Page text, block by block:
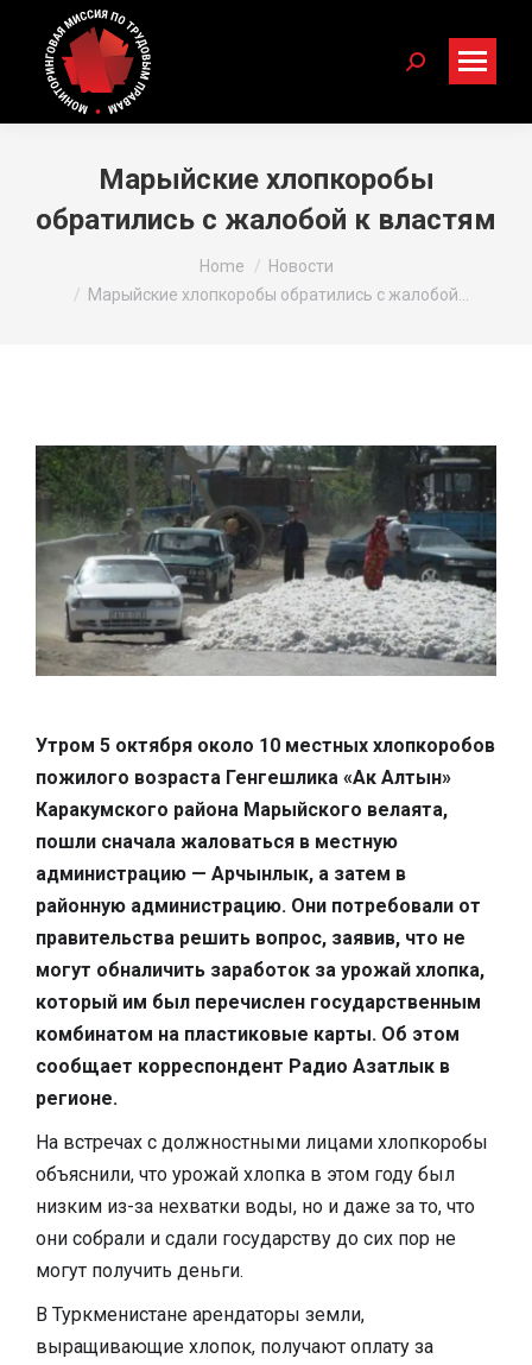
Search:
Марыйские хлопкоробы
обратились с жалобой к властям
Home
Новости
Марыйские хлопкоробы обратились с жалобой…
Утром 5 октября около 10 местных хлопкоробов
пожилого возраста Генгешлика «Ак Алтын»
Каракумского района Марыйского велаята,
пошли сначала жаловаться в местную
администрацию — Арчынлык, а затем в
районную администрацию. Они потребовали от
правительства решить вопрос, заявив, что не
могут обналичить заработок за урожай хлопка,
который им был перечислен государственным
комбинатом на пластиковые карты. Об этом
сообщает корреспондент Радио Азатлык в
регионе.
На встречах с должностными лицами хлопкоробы
объяснили, что урожай хлопка в этом году был
низким из-за нехватки воды, но и даже за то, что
они собрали и сдали государству до сих пор не
могут получить деньги.
В Туркменистане арендаторы земли,
выращивающие хлопок, получают оплату за